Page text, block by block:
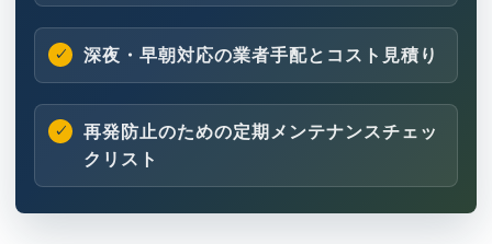
深夜・早朝対応の業者手配とコスト見積り
再発防止のための定期メンテナンスチェッ
クリスト